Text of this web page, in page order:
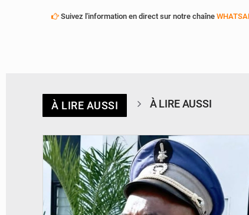
Suivez l'information en direct sur notre chaîne
À LIRE AUSSI À LIRE AUSSI